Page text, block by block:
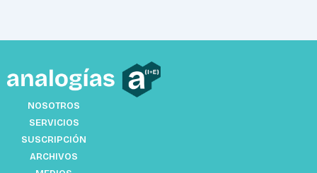
NOSOTROS
SERVICIOS
SUSCRIPCIÓN
ARCHIVOS